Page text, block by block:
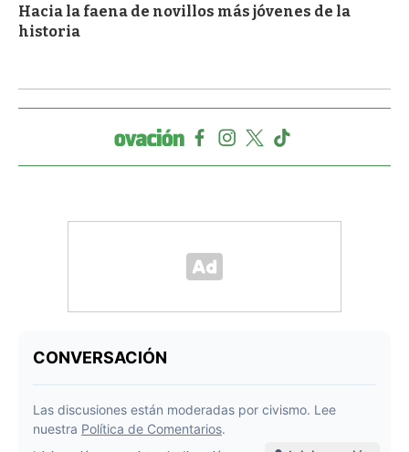
Hacia la faena de novillos más jóvenes de la
historia